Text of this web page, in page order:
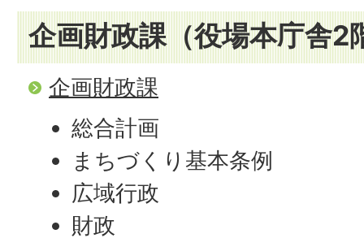
企画財政課（役場本庁舎2
企画財政課
総合計画
まちづくり基本条例
広域行政
財政